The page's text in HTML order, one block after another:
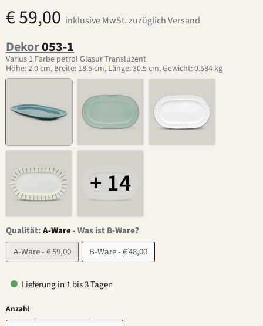
€ 59,00 inklusive MwSt. zuzüglich Versand
Dekor053-1
Varius 1 Farbe petrol Glasur Transluzent
Höhe: 2.0 cm, Breite: 18.5 cm, Länge: 30.5 cm, Gewicht: 0.584 kg
+ 14
Qualität:A-Ware-Was ist B-Ware?
A-Ware - € 59,00
B-Ware - € 48,00
Lieferung in 1 bis 3 Tagen
Anzahl